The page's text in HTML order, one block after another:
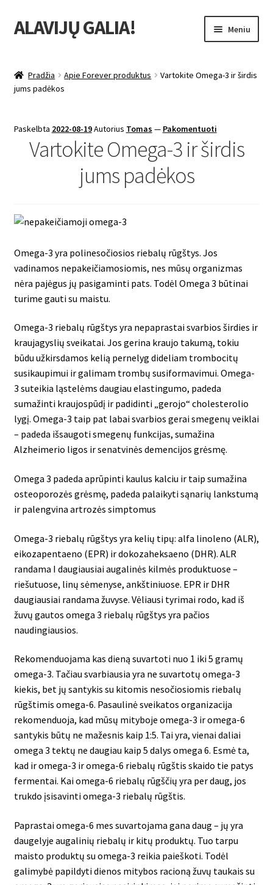
Pereiti
prie
Pereiti
prie
ALAVIJŲ GALIA! Meniu
sub-
Nuolaidos
Uždarbio galimybė
menu
Forever Living products
Pradžia Apie Forever produktus
Vartokite Omega-3 ir širdis
jums padėkos
Paskelbta 2022-08-19Autorius Tomas — Pakomentuoti
Vartokite Omega-3 ir širdis
jums padėkos
Omega-3 yra polinesočiosios riebalų rūgštys. Jos
vadinamos nepakeičiamosiomis, nes mūsų organizmas
nėra pajėgus jų pasigaminti pats. Todėl Omega 3 būtinai
turime gauti su maistu.
Omega-3 riebalų rūgštys yra nepaprastai svarbios širdies ir
kraujagyslių sveikatai. Jos gerina kraujo takumą, tokiu
būdu užkirsdamos kelią pernelyg dideliam trombocitų
susikaupimui ir galimam trombų susiformavimui. Omega-
3 suteikia ląstelėms daugiau elastingumo, padeda
sumažinti kraujospūdį ir padidinti „gerojo“ cholesterolio
lygį. Omega-3 taip pat labai svarbios gerai smegenų veiklai
– padeda išsaugoti smegenų funkcijas, sumažina
Alzheimerio ligos ir senatvinės demencijos grėsmę.
Omega 3 padeda aprūpinti kaulus kalciu ir taip sumažina
osteoporozės grėsmę, padeda palaikyti sąnarių lankstumą
ir palengvina artrozės simptomus
Omega-3 riebalų rūgštys yra kelių tipų: alfa linoleno (ALR),
eikozapentaeno (EPR) ir dokozaheksaeno (DHR). ALR
randama I daugiausiai augalinės kilmės produktuose –
riešutuose, linų sėmenyse, ankštiniuose. EPR ir DHR
daugiausiai randama žuvyse. Vėliausi tyrimai rodo, kad iš
žuvų gautos omega 3 riebalų rūgštys yra pačios
naudingiausios.
Rekomenduojama kas dieną suvartoti nuo 1 iki 5 gramų
omega-3. Tačiau svarbiausia yra ne suvartotų omega-3
kiekis, bet jų santykis su kitomis nesočiosiomis riebalų
rūgštimis omega-6. Pasaulinė sveikatos organizacija
rekomenduoja, kad mūsų mityboje omega-3 ir omega-6
santykis būtų ne mažesnis kaip 1:5. Tai yra, vienai daliai
omega 3 tektų ne daugiau kaip 5 dalys omega 6. Esmė ta,
kad ir omega-3 ir omega-6 riebalų rūgštis skaido tie patys
fermentai. Kai omega-6 riebalų rūgščių yra per daug, jos
trukdo įsisavinti omega-3 riebalų rūgštis.
Paprastai omega-6 mes suvartojama gana daug – jų yra
daugelyje augalinių riebalų ir kitų produktų. Tuo tarpu
maisto produktų su omega-3 reikia paieškoti. Todėl
galimybė papildyti dienos mitybos racioną žuvų taukais su